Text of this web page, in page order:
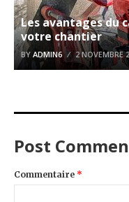
Les avantages du
votre chantier
BY ADMIN6 2 NOVEMBRE
Post
Commentaire *